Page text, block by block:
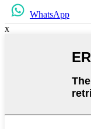
WhatsApp
x